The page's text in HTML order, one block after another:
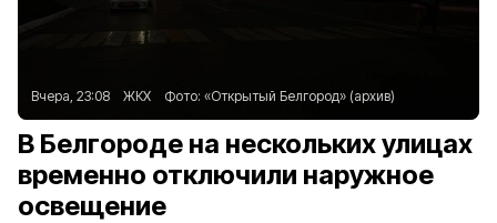
Вчера, 23:08 ЖКХ Фото: «Открытый Белгород» (архив)
В Белгороде на нескольких улицах
временно отключили наружное
освещение